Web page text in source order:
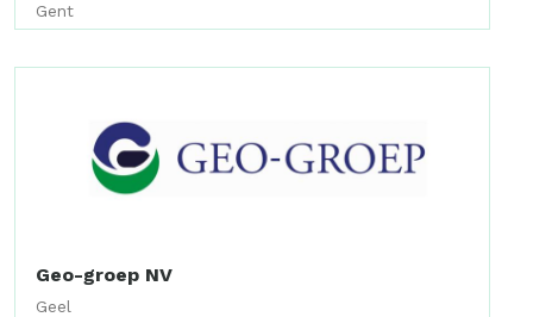
Gent
Geo-groep NV
Geel